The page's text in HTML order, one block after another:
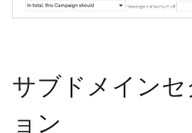
サブドメイン
ョン